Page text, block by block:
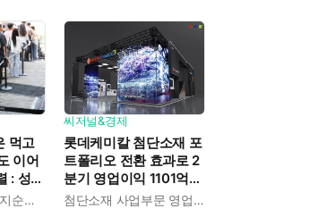
먹고
이어
: 성심
준모두 건강하게 '빵지순례' 마치시길.
씨저널&경제
롯데케미칼 첨단소재 포
트폴리오 전환 효과로 2
분기 영업이익 1101억
흑자전환 : 대산·여수 사첨단소재 사업부문 영업이익 1325억 원